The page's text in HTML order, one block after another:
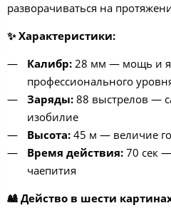
разворачиваться на
✨ Характеристики:
Калибр:28 мм — мощь и
профессионального
Заряды:88 выстрелов —
изобилие
Высота:45 м — величие
Время действия:70 сек
чаепития
🎎 Действо в шести